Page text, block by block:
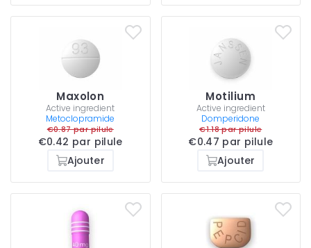
Maxolon
Active ingredient
Metoclopramide
€0.87 par pilule
€0.42 par pilule
Ajouter
Motilium
Active ingredient
Domperidone
€1.18 par pilule
€0.47 par pilule
Ajouter